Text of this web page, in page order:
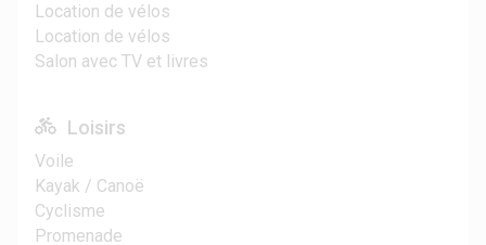
Location de vélos
Location de vélos
Salon avec TV et livres
Loisirs
Voile
Kayak / Canoë
Cyclisme
Promenade